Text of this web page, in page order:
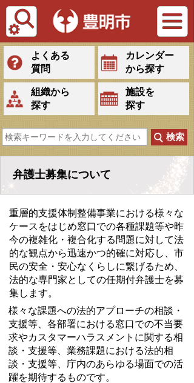
Tiếng Việt
よくある
質問
カレンダー
から探す
組織から
探す
施設を
探す
弁護士募集について
重層的支援体制整備事業における様々な
ケースをはじめ窓口での各種課題等や昨
今の複雑化・複合化する問題に対して法
的な観点から迅速かつ的確に対応し、市
民の安全・安心なくらしに繋げるため、
法的な専門家としての任期付弁護士を募
集します。
様々な課題への法的アプローチの相談・
支援等、各部署における窓口での不当要
求やカスタマーハラスメントに関する相
談・支援等、業務課題における法的相
談・支援等、庁内のあらゆる場面での活
躍を期待するものです。